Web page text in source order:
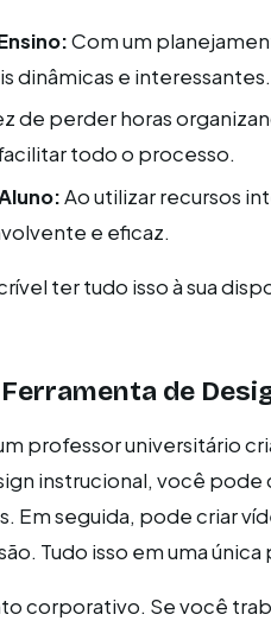
Com um
dinâmicas e interessantes.
de perder horas
todo o processo.
Ao utilizar recursos
e eficaz.
ter tudo isso à sua
de
professor universitário
instrucional, você
Em seguida, pode criar
Tudo isso em uma
corporativo. Se você